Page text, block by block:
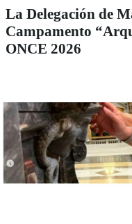
La Delegación de
Campamento
ONCE 2026